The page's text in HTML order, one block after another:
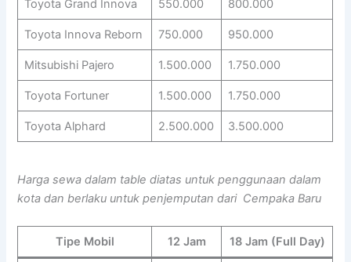
Toyota Grand Innova 550.000 800.000
Toyota Innova Reborn 750.000 950.000
Mitsubishi Pajero 1.500.000 1.750.000
Toyota Fortuner 1.500.000 1.750.000
Toyota Alphard 2.500.000 3.500.000
Harga sewa dalam table diatas untuk penggunaan dalam
kota dan berlaku untuk penjemputan dari Cempaka Baru
Tipe Mobil 12 Jam 18 Jam (Full Day)